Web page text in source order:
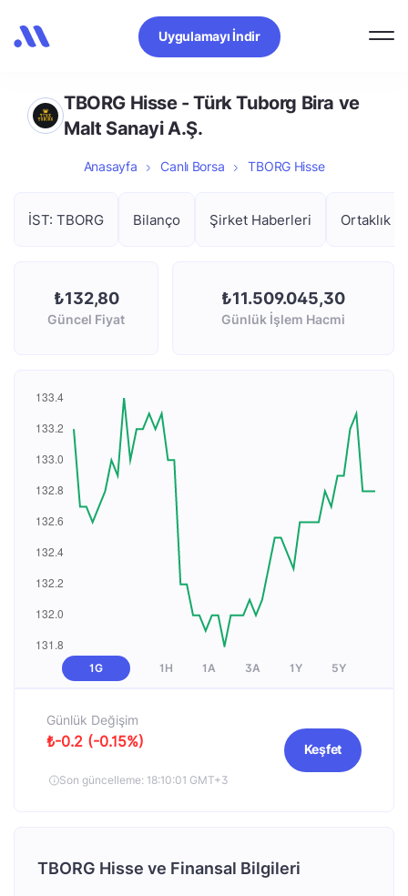
Uygulamayı İndir
TBORG Hisse - Türk Tuborg Bira ve
Malt Sanayi A.Ş.
Anasayfa Canlı Borsa TBORG Hisse
İST: TBORG Bilanço Şirket Haberleri Ortaklık
₺132,80
Güncel Fiyat
₺11.509.045,30
Günlük İşlem Hacmi
1G 1H 1A 3A 1Y 5Y
Günlük Değişim
₺-0.2 (-0.15%)
Son güncelleme: 18:10:01 GMT+3
Keşfet
TBORG Hisse ve Finansal Bilgileri